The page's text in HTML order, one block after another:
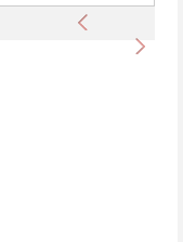
Anterior